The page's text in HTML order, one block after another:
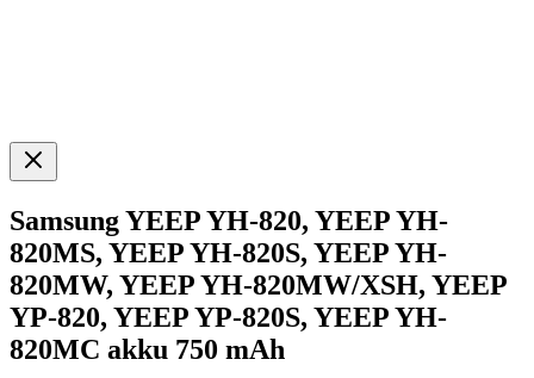
Samsung YEEP YH-820, YEEP YH-
820MS, YEEP YH-820S, YEEP YH-
820MW, YEEP YH-820MW/XSH, YEEP
YP-820, YEEP YP-820S, YEEP YH-
820MC akku 750 mAh